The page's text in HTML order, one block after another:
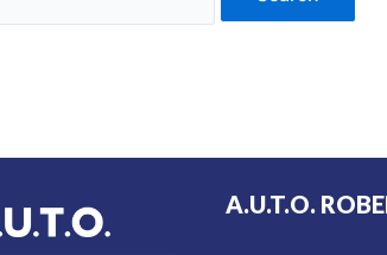
A.U.T.O.